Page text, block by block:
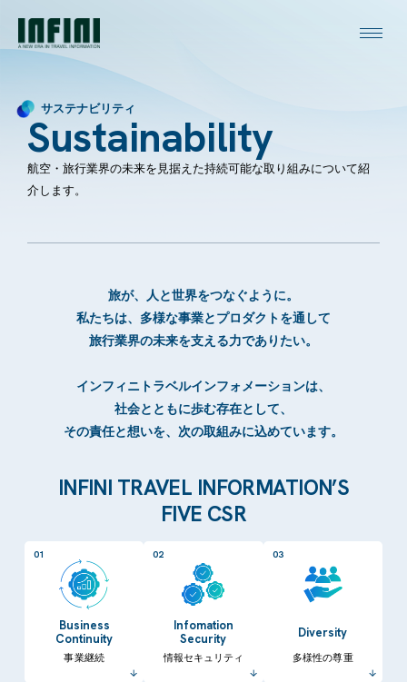
サステナビリティ
Sustainability
航空・旅行業界の未来を見据えた持続可能な取り組みについて紹
介します。
旅が、人と世界をつなぐように。
私たちは、多様な事業とプロダクトを通して
旅行業界の未来を支える力でありたい。
インフィニトラベルインフォメーションは、
社会とともに歩む存在として、
その責任と想いを、次の取組みに込めています。
INFINI TRAVEL INFORMATION’S
FIVE CSR
01
Business
Continuity
事業継続
02
Infomation
Security
情報セキュリティ
03
Diversity
多様性の尊重